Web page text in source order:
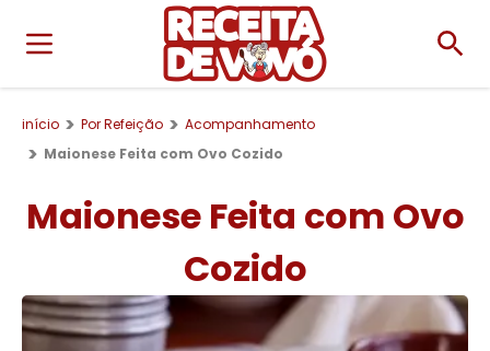
início Por Refeição
Acompanhamento
Maionese Feita com Ovo Cozido
Maionese Feita com Ovo
Cozido